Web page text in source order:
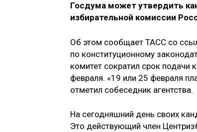
Госдума может утвердить
избирательной комиссии
Об этом сообщает ТАСС со
по конституционному
комитет сократил срок подачи
февраля. «19 или 25 февраля
отметил собеседник агентства.
На сегодняшний день своих
Это действующий член